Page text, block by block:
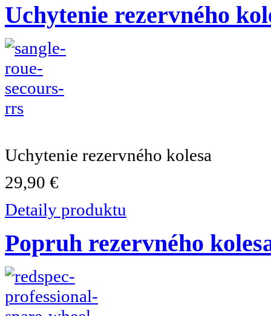
Uchytenie rezervného
Uchytenie rezervného kolesa
29,90 €
Detaily produktu
Popruh rezervného